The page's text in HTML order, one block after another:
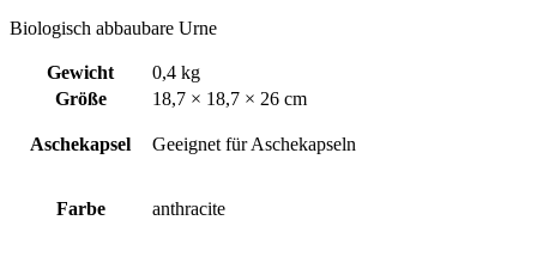
Biologisch abbaubare Urne
Gewicht
0,4 kg
Größe
18,7 × 18,7 × 26 cm
Aschekapsel Geeignet für Aschekapseln
Farbe anthracite